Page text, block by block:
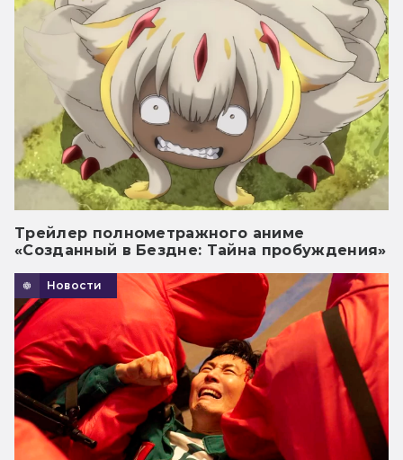
Трейлер полнометражного аниме
«Созданный в Бездне: Тайна пробуждения»
Новости